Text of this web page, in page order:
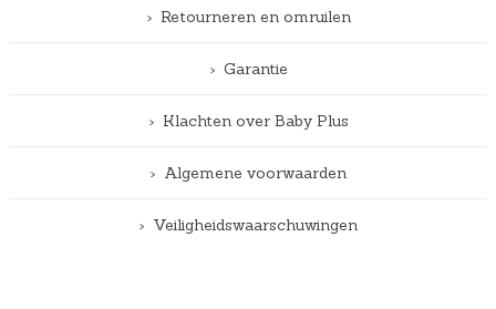
Retourneren en omruilen
Garantie
Klachten over Baby Plus
Algemene voorwaarden
Veiligheidswaarschuwingen